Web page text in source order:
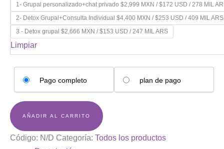
1- Grupal personalizado+chat privado $2,999 MXN / $172 USD / 278 MIL
2- Detox Grupal+Consulta Individual $4,400 MXN / $253 USD / 409 MIL ARS
3 - Detox grupal $2,666 MXN / $153 USD / 247 MIL ARS
Limpiar
opción
de
pago
plan de pago
Pago completo
AÑADIR AL CARRITO
Código: N/D Categoría: Todos los productos